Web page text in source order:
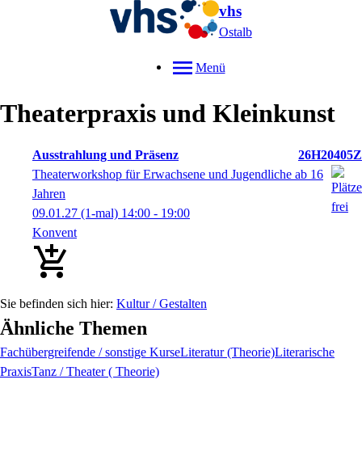
vhs
Ostalb
Menü
Theaterpraxis und Kleinkunst
Ausstrahlung und Präsenz
26H20405Z
Theaterworkshop für Erwachsene und Jugendliche ab 16
Jahren
09.01.27 (1-mal) 14:00 - 19:00
Konvent
Kultur / Gestalten
Ähnliche Themen
Fachübergreifende / sonstige KurseLiteratur (Theorie)Literarische
PraxisTanz / Theater ( Theorie)